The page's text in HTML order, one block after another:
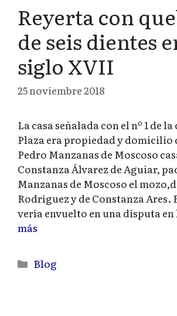
Reyerta con
de seis dientes
siglo XVII
25 noviembre 2018
La casa señalada con el nº 1 de
Plaza era propiedad y domicilio
Pedro Manzanas de Moscoso
Constanza Álvarez de Aguiar,
Manzanas de Moscoso el
Rodríguez y de Constanza Ares.
vería envuelto en una disputa
más
Categorías
Blog